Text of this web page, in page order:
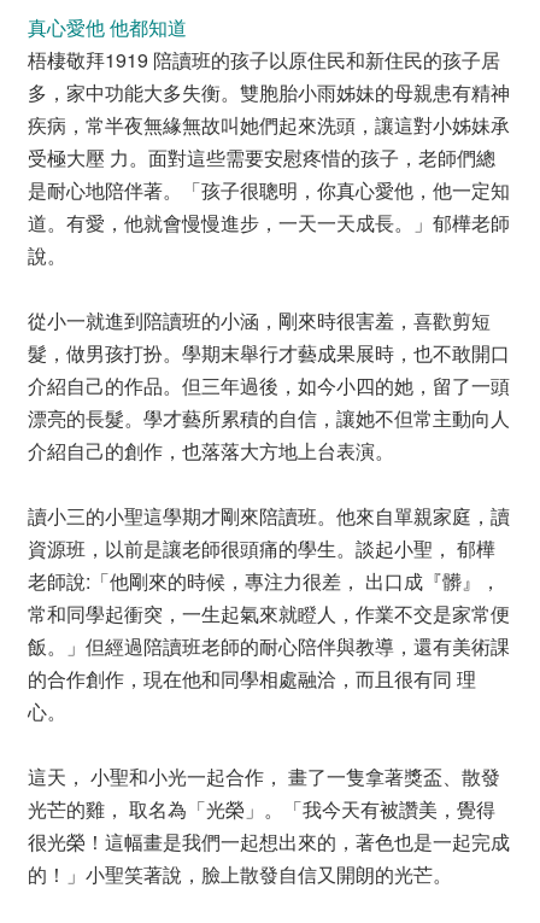
真心愛他 他都知道
梧棲敬拜1919 陪讀班的孩子以原住民和新住民的孩子居
多，家中功能大多失衡。雙胞胎小雨姊妹的母親患有精神
疾病，常半夜無緣無故叫她們起來洗頭，讓這對小姊妹承
受極大壓 力。面對這些需要安慰疼惜的孩子，老師們總
是耐心地陪伴著。「孩子很聰明，你真心愛他，他一定知
道。有愛，他就會慢慢進步，一天一天成長。」郁樺老師
說。
從小一就進到陪讀班的小涵，剛來時很害羞，喜歡剪短
髮，做男孩打扮。學期末舉行才藝成果展時，也不敢開口
介紹自己的作品。但三年過後，如今小四的她，留了一頭
漂亮的長髮。學才藝所累積的自信，讓她不但常主動向人
介紹自己的創作，也落落大方地上台表演。
讀小三的小聖這學期才剛來陪讀班。他來自單親家庭，讀
資源班，以前是讓老師很頭痛的學生。談起小聖， 郁樺
老師說:「他剛來的時候，專注力很差， 出口成『髒』，
常和同學起衝突，一生起氣來就瞪人，作業不交是家常便
飯。」但經過陪讀班老師的耐心陪伴與教導，還有美術課
的合作創作，現在他和同學相處融洽，而且很有同 理
心。
這天， 小聖和小光一起合作， 畫了一隻拿著獎盃、散發
光芒的雞， 取名為「光榮」。「我今天有被讚美，覺得
很光榮！這幅畫是我們一起想出來的，著色也是一起完成
的！」小聖笑著說，臉上散發自信又開朗的光芒。